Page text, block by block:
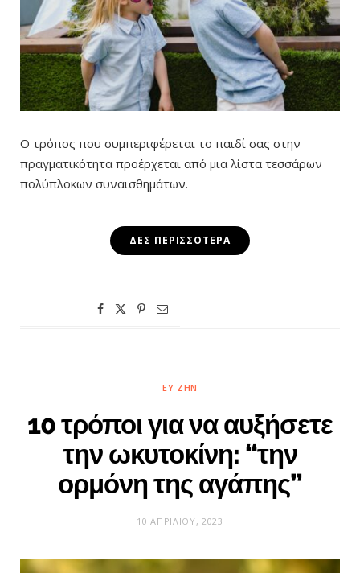
Ο τρόπος που συμπεριφέρεται το παιδί σας στην
πραγματικότητα προέρχεται από μια λίστα τεσσάρων
πολύπλοκων συναισθημάτων.
ΔΕΣ ΠΕΡΙΣΣΌΤΕΡΑ
ΕΥ ΖΗΝ
10 τρόποι για να αυξήσετε
την ωκυτοκίνη: “την
ορμόνη της αγάπης”
10 ΑΠΡΙΛΊΟΥ, 2023